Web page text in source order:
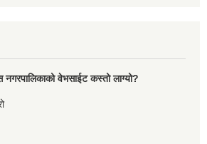
नगरपालिकाको वेभसाईट कस्तो लाग्यो?